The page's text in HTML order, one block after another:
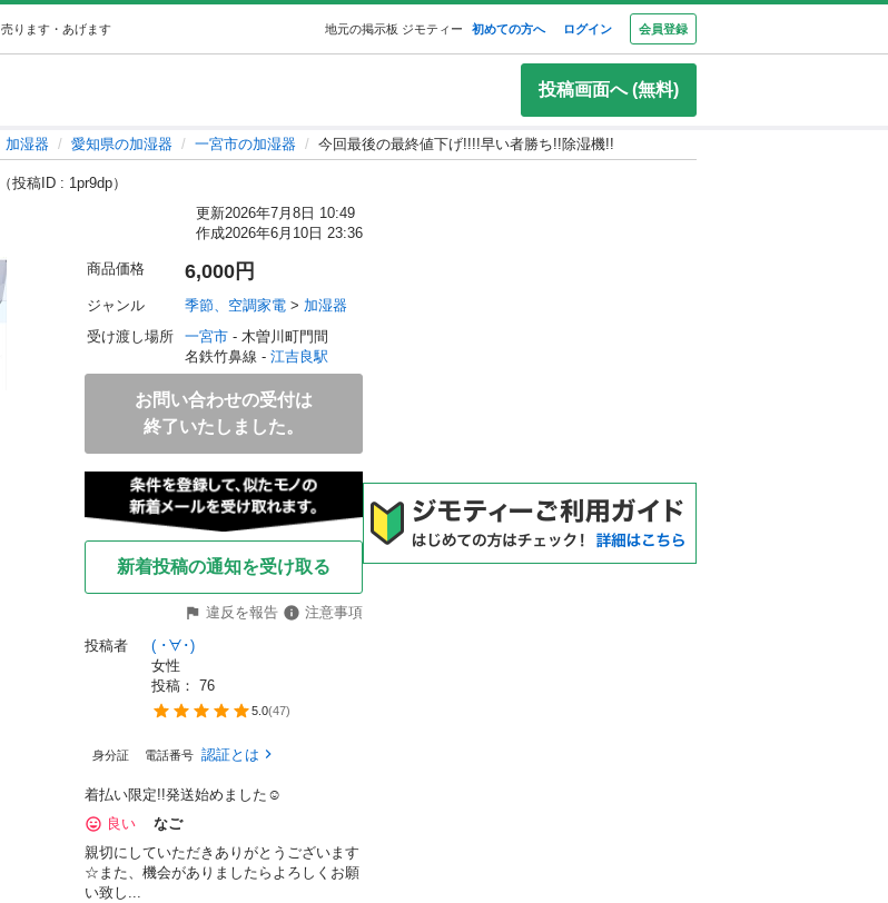
売ります・あげます 地元の掲示板 ジモティー 初めての方へ ログイン 会員登録
投稿画面へ (無料)
加湿器 愛知県の加湿器 一宮市の加湿器 今回最後の最終値下げ!!!!早い者勝ち!!除湿機!!
（投稿ID : 1pr9dp）
更新2026年7月8日 10:49
作成2026年6月10日 23:36
商品価格 6,000円
ジャンル 季節、空調家電 > 加湿器
受け渡し場所
一宮市 - 木曽川町門間
名鉄竹鼻線 - 江吉良駅
お問い合わせの受付は
終了いたしました。
新着投稿の通知を受け取る
違反を報告
注意事項
投稿者
( ･∀･)
女性
投稿： 76
5.0(47)
身分証 電話番号 認証とは
着払い限定!!発送始めました☺
良い
なご
親切にしていただきありがとうございます
☆また、機会がありましたらよろしくお願
い致し...